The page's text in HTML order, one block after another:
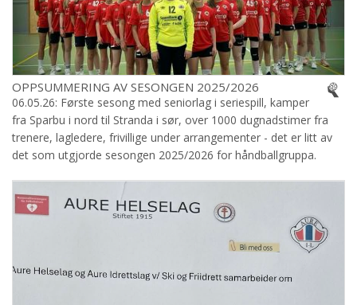
OPPSUMMERING AV SESONGEN 2025/2026
06.05.26: Første sesong med seniorlag i seriespill, kamper
fra Sparbu i nord til Stranda i sør, over 1000 dugnadstimer fra
trenere, lagledere, frivillige under arrangementer - det er litt av
det som utgjorde sesongen 2025/2026 for håndballgruppa.